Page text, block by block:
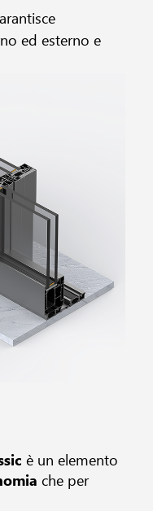
ed esterno e
è un elemento
che per